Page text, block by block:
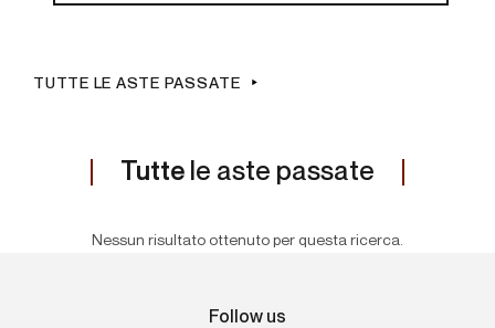
TUTTE LE ASTE PASSATE
Tutte le aste passate
Nessun risultato ottenuto per questa ricerca.
Follow us